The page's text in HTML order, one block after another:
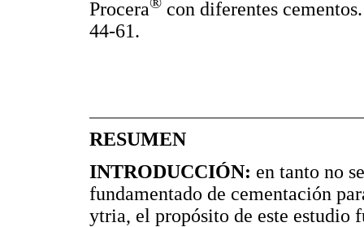
Procera
con diferentes
44-61.
RESUMEN
INTRODUCCIÓN: en tanto no
fundamentado de cementación
ytria, el propósito de este estudio